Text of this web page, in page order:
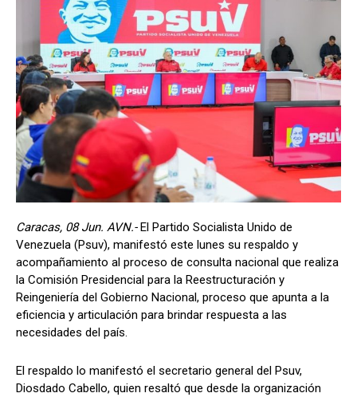
Caracas, 08 Jun. AVN.-El Partido Socialista Unido de
Venezuela (Psuv), manifestó este lunes su respaldo y
acompañamiento al proceso de consulta nacional que realiza
la Comisión Presidencial para la Reestructuración y
Reingeniería del Gobierno Nacional, proceso que apunta a la
eficiencia y articulación para brindar respuesta a las
necesidades del país.
El respaldo lo manifestó el secretario general del Psuv,
Diosdado Cabello, quien resaltó que desde la organización